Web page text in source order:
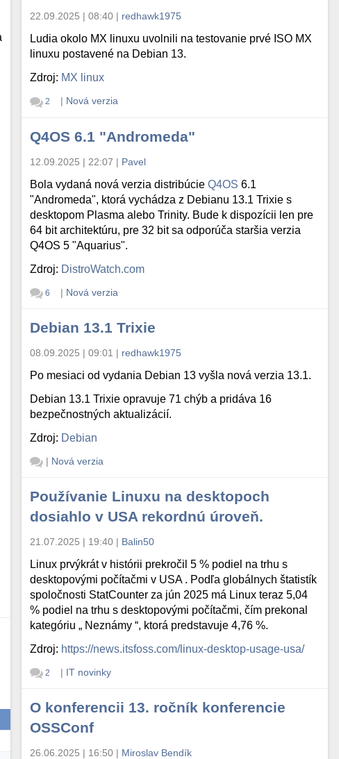
22.09.2025 | 08:40 | redhawk1975
Ludia okolo MX linuxu uvolnili na testovanie prvé ISO MX
linuxu postavené na Debian 13.
Zdroj: MX linux
2 | Nová verzia
Q4OS 6.1 "Andromeda"
12.09.2025 | 22:07 | Pavel
Bola vydaná nová verzia distribúcieQ4OS 6.1
"Andromeda", ktorá vychádza z Debianu 13.1 Trixie s
desktopom Plasma alebo Trinity. Bude k dispozícii len pre
64 bit architektúru, pre 32 bit sa odporúča staršia verzia
Q4OS 5 "Aquarius".
Zdroj: DistroWatch.com
6 | Nová verzia
Debian 13.1 Trixie
08.09.2025 | 09:01 | redhawk1975
Po mesiaci od vydania Debian 13 vyšla nová verzia 13.1.
Debian 13.1 Trixie opravuje 71 chýb a pridáva 16
bezpečnostných aktualizácií.
Zdroj: Debian
| Nová verzia
Používanie Linuxu na desktopoch
dosiahlo v USA rekordnú úroveň.
21.07.2025 | 19:40 | Balin50
Linux prvýkrát v histórii prekročil 5 % podiel na trhu s
desktopovými počítačmi v USA . Podľa globálnych štatistík
spoločnosti StatCounter za jún 2025 má Linux teraz 5,04
% podiel na trhu s desktopovými počítačmi, čím prekonal
kategóriu „ Neznámy “, ktorá predstavuje 4,76 %.
Zdroj: https://news.itsfoss.com/linux-desktop-usage-usa/
2 | IT novinky
O konferencii 13. ročník konferencie
OSSConf
26.06.2025 | 16:50 | Miroslav Bendík